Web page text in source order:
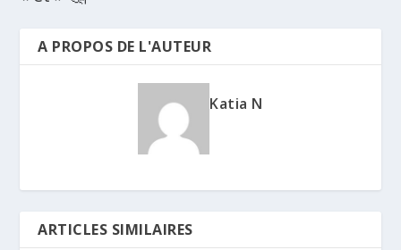
A PROPOS DE L'AUTEUR
Katia N
ARTICLES SIMILAIRES